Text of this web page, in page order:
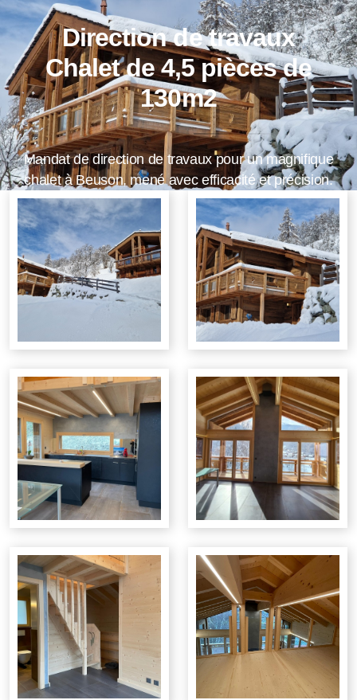
Direction de travaux
Chalet de 4,5 pièces de
130m2
Mandat de direction de travaux pour un magnifique
chalet à Beuson, mené avec efficacité et précision.